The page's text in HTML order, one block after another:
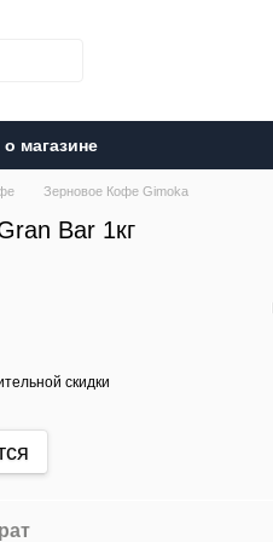
магазине
Зерновое Кофе Gimoka
Bar 1кг
скидки